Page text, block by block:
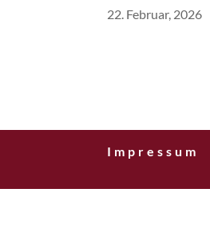
22. Februar, 2026
Impressum